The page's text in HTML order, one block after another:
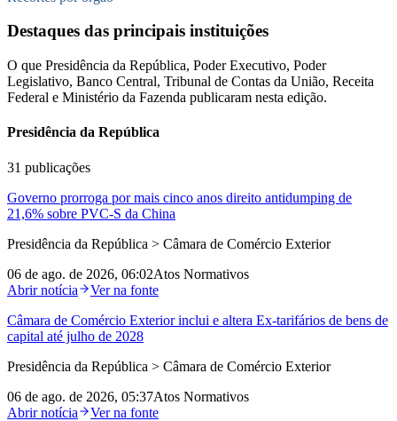
Destaques das principais instituições
O que Presidência da República, Poder Executivo, Poder
Legislativo, Banco Central, Tribunal de Contas da União, Receita
Federal e Ministério da Fazenda publicaram nesta edição.
Presidência da República
31 publicações
Governo prorroga por mais cinco anos direito antidumping de
21,6% sobre PVC-S da China
Presidência da República > Câmara de Comércio Exterior
06 de ago. de 2026, 06:02Atos Normativos
Abrir notícia
Ver na fonte
Câmara de Comércio Exterior inclui e altera Ex-tarifários de bens de
capital até julho de 2028
Presidência da República > Câmara de Comércio Exterior
06 de ago. de 2026, 05:37Atos Normativos
Abrir notícia
Ver na fonte